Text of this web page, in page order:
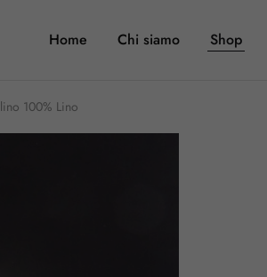
Home Chi siamo Shop
100% Lino